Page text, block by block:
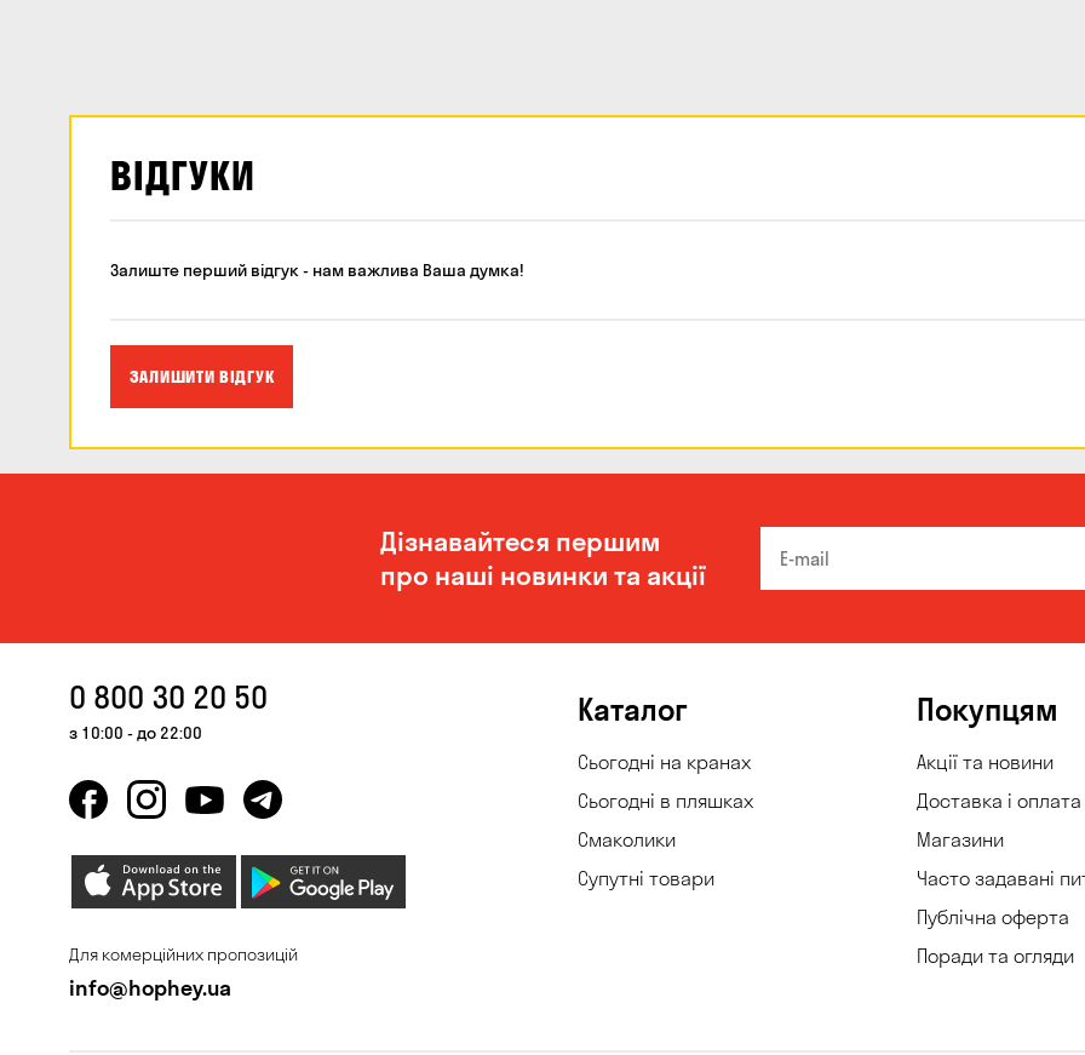
ВІДГУКИ
Залиште перший відгук - нам важлива Ваша думка!
ЗАЛИШИТИ ВІДГУК
Дізнавайтеся першим
про наші новинки та акції
0 800 30 20 50
з 10:00 - до 22:00
Для комерційних пропозицій
info@hophey.ua
Каталог
Сьогодні на кранах
Сьогодні в пляшках
Смаколики
Супутні товари
Покупцям
Акції та новини
Доставка і оплата
Магазини
Часто задавані
Публічна оферта
Поради та огляди